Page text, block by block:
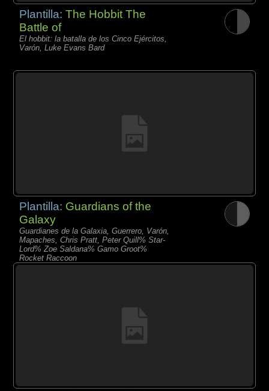
Plantilla:The Hobbit The
Battle of
El hobbit: la batalla de los Cinco Ejércitos,
Varón, Luke Evans Bard
Plantilla: Guardians of the
Galaxy
Guardianes de la Galaxia, Guerrero, Varón,
Mapaches, Chris Pratt, Peter Quill% Star-
Lord% Zoe Saldana% Gamo Groot%
Rocket Raccoon